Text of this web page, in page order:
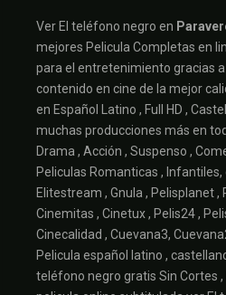
Ver El teléfono negro en
mejores Pelicula Completas en
para el entretenimiento gracias
contenido en cine de la mejor
en Español Latino , Full HD ,
muchas producciones más en
Drama , Acción , Suspenso ,
Peliculas Romanticas ,
Elitestream , Gnula , Pelisplanet ,
Cinemitas , Cinetux , Pelis24 ,
Cinecalidad , Cuevana3,
Pelicula español latino ,
teléfono negro gratis Sin Cortes